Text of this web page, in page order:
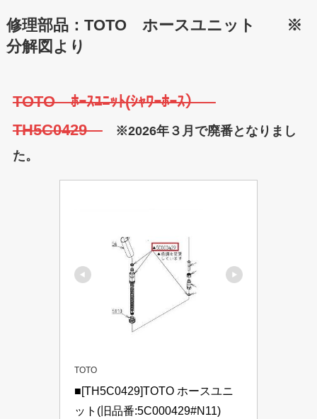
修理部品：TOTO ホースユニット ※
分解図より
TOTO ﾎｰｽﾕﾆｯﾄ(ｼｬﾜｰﾎｰｽ）
TH5C0429
※2026年３月で廃番となりまし
た。
TOTO
■[TH5C0429]TOTO ホースユニ
ット(旧品番:5C000429#N11)